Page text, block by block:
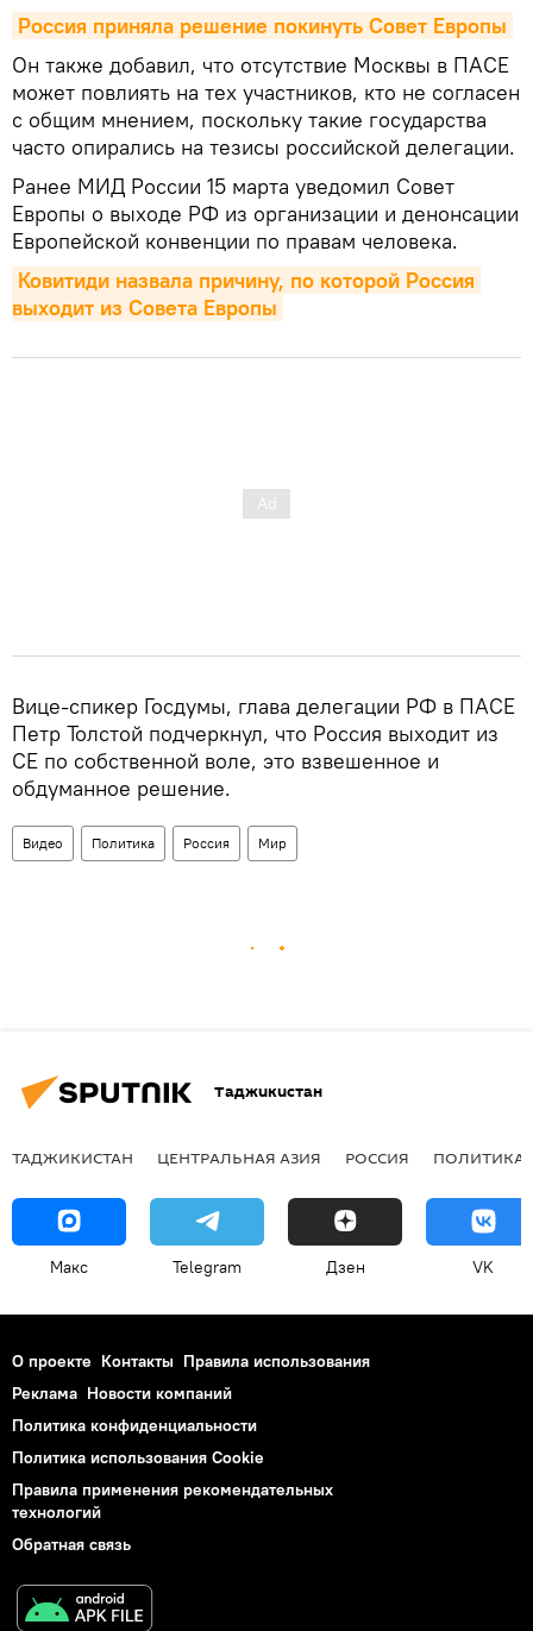
Россия приняла решение покинуть Совет Европы
Он также добавил, что отсутствие Москвы в ПАСЕ
может повлиять на тех участников, кто не согласен
с общим мнением, поскольку такие государства
часто опирались на тезисы российской делегации.
Ранее МИД России 15 марта уведомил Совет
Европы о выходе РФ из организации и денонсации
Европейской конвенции по правам человека.
Ковитиди назвала причину, по которой Россия
выходит из Совета Европы
Вице-спикер Госдумы, глава делегации РФ в ПАСЕ
Петр Толстой подчеркнул, что Россия выходит из
СЕ по собственной воле, это взвешенное и
обдуманное решение.
Видео Политика Россия Мир
Таджикистан
ТАДЖИКИСТАН ЦЕНТРАЛЬНАЯ АЗИЯ РОССИЯ ПОЛИТИКА
Макс Telegram Дзен VK
О проекте Контакты Правила использования
Реклама Новости компаний
Политика конфиденциальности
Политика использования Cookie
Правила применения рекомендательных
технологий
Обратная связь